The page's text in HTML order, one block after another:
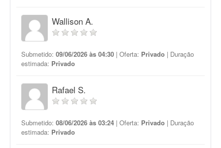
Wallison A.
Submetido: 09/06/2026 às 04:30 | Oferta: Privado | Duração
estimada: Privado
Rafael S.
Submetido: 08/06/2026 às 03:24 | Oferta: Privado | Duração
estimada: Privado